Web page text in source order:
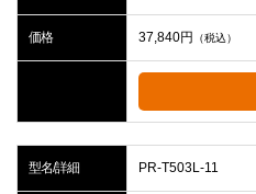
価格 37,840円 （税込）
型名/詳細 PR-T503L-11